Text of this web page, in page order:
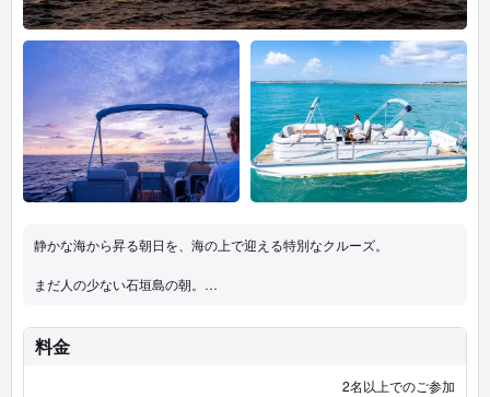
静かな海から昇る朝日を、海の上で迎える特別なクルーズ。
まだ人の少ない石垣島の朝。
水平線から昇る太陽を眺めながら、
1日の始まりをゆっくり過ごします。
料金
2名以上でのご参加